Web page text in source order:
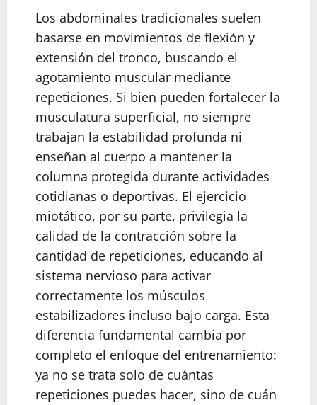
Los abdominales tradicionales suelen
basarse en movimientos de flexión y
extensión del tronco, buscando el
agotamiento muscular mediante
repeticiones. Si bien pueden fortalecer la
musculatura superficial, no siempre
trabajan la estabilidad profunda ni
enseñan al cuerpo a mantener la
columna protegida durante actividades
cotidianas o deportivas. El ejercicio
miotático, por su parte, privilegia la
calidad de la contracción sobre la
cantidad de repeticiones, educando al
sistema nervioso para activar
correctamente los músculos
estabilizadores incluso bajo carga. Esta
diferencia fundamental cambia por
completo el enfoque del entrenamiento:
ya no se trata solo de cuántas
repeticiones puedes hacer, sino de cuán